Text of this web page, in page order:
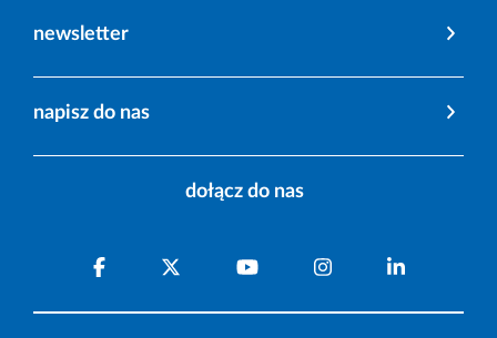
newsletter
napisz do nas
dołącz do nas